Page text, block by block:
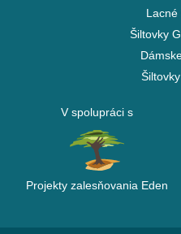
Lacné
Šiltovky
V spolupráci s
Projekty zalesňovania Eden